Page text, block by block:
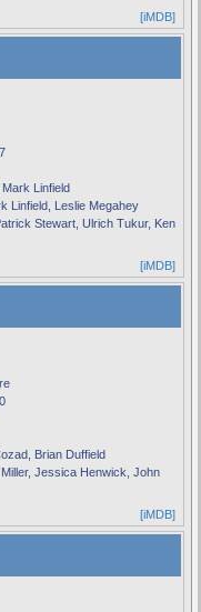
[iMDB]
Linfield
Linfield, Leslie Megahey
Stewart, Ulrich Tukur, Ken
[iMDB]
Brian Duffield
Jessica Henwick, John
[iMDB]